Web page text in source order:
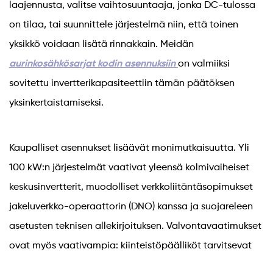
laajennusta, valitse vaihtosuuntaaja, jonka DC-tulossa
on tilaa, tai suunnittele järjestelmä niin, että toinen
yksikkö voidaan lisätä rinnakkain. Meidän
aurinkosähkösarjat kodin asennuksiinon valmiiksi
sovitettu invertterikapasiteettiin tämän päätöksen
yksinkertaistamiseksi.
Kaupalliset asennukset lisäävät monimutkaisuutta. Yli
100 kW:n järjestelmät vaativat yleensä kolmivaiheiset
keskusinvertterit, muodolliset verkkoliitäntäsopimukset
jakeluverkko-operaattorin (DNO) kanssa ja suojareleen
asetusten teknisen allekirjoituksen. Valvontavaatimukset
ovat myös vaativampia: kiinteistöpäälliköt tarvitsevat